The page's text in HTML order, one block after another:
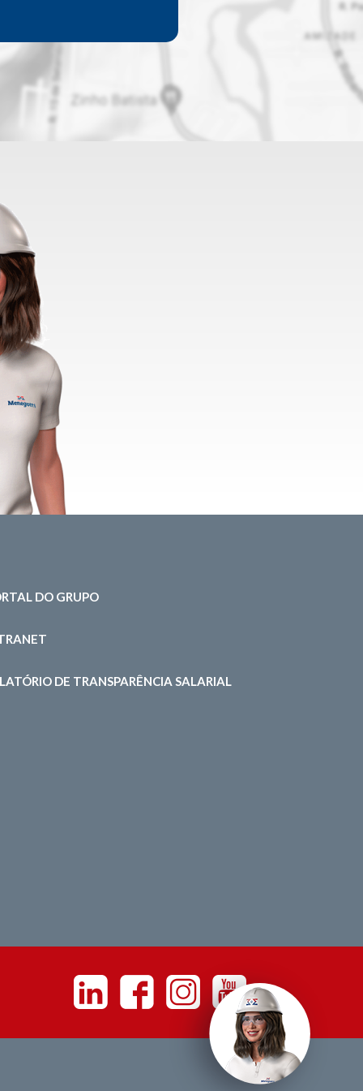
DO GRUPO
DE TRANSPARÊNCIA SALARIAL
Linkedin Facebook InstagramYoutube